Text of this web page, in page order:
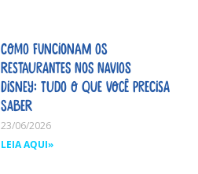
Como funcionam os
restaurantes nos navios
Disney: tudo o que você precisa
saber
23/06/2026
LEIA AQUI»